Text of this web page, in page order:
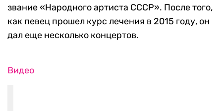
звание «Народного артиста СССР». После того,
как певец прошел курс лечения в 2015 году, он
дал еще несколько концертов.
Видео